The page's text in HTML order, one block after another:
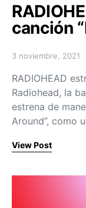
canción
Posted on
3 noviembre, 2021
RADIOHEAD
Radiohead, la
estrena de
Around”, como
View Post